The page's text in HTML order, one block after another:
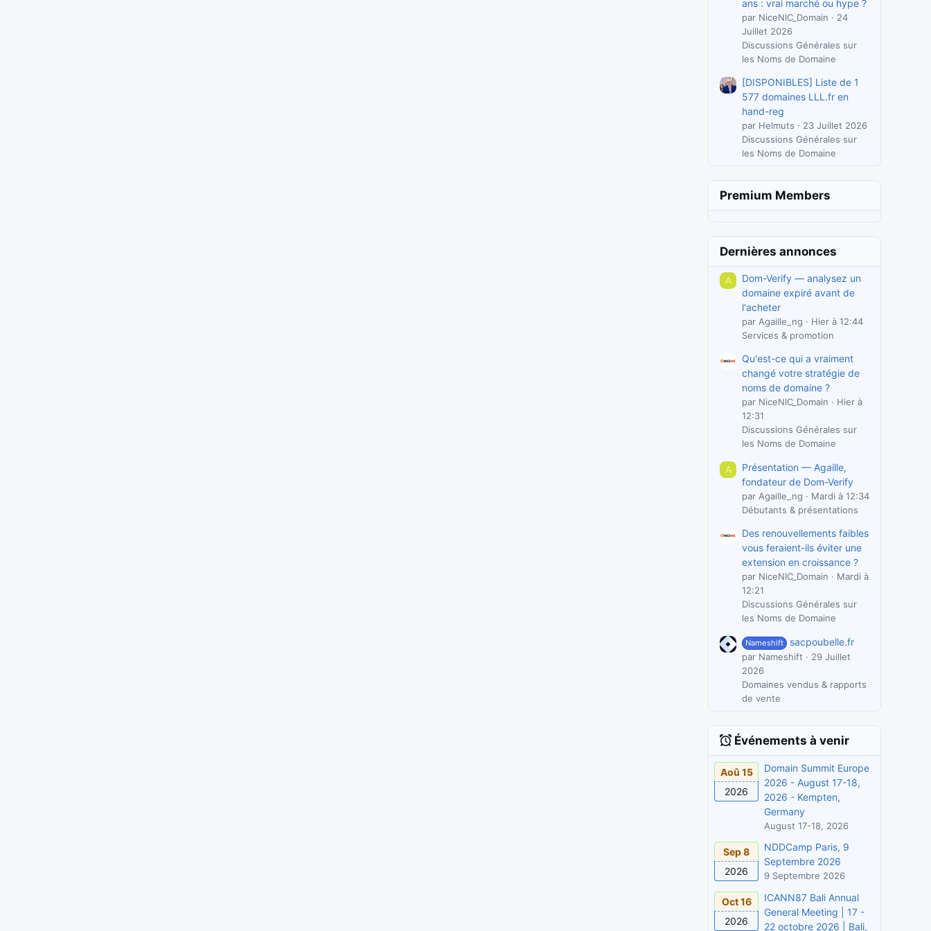
ans : vrai marché ou hype ?
par NiceNIC_Domain
24
Juillet 2026
Discussions Générales sur
les Noms de Domaine
[DISPONIBLES] Liste de 1
577 domaines LLL.fr en
hand-reg
par Helmuts
23 Juillet 2026
Discussions Générales sur
les Noms de Domaine
Premium Members
Dernières annonces
A
Dom-Verify — analysez un
domaine expiré avant de
l'acheter
par Agaille_ng
Hier à 12:44
Services & promotion
Qu'est-ce qui a vraiment
changé votre stratégie de
noms de domaine ?
par NiceNIC_Domain
Hier à
12:31
Discussions Générales sur
les Noms de Domaine
A
Présentation — Agaille,
fondateur de Dom-Verify
par Agaille_ng
Mardi à 12:34
Débutants & présentations
Des renouvellements faibles
vous feraient-ils éviter une
extension en croissance ?
par NiceNIC_Domain
Mardi à
12:21
Discussions Générales sur
les Noms de Domaine
Nameshift sacpoubelle.fr
par Nameshift
29 Juillet
2026
Domaines vendus & rapports
de vente
Événements à venir
Aoû 15
2026
Domain Summit Europe
2026 - August 17-18,
2026 - Kempten,
Germany
August 17-18, 2026
Sep 8
2026
NDDCamp Paris, 9
Septembre 2026
9 Septembre 2026
Oct 16
2026
ICANN87 Bali Annual
General Meeting | 17 -
22 octobre 2026 | Bali,